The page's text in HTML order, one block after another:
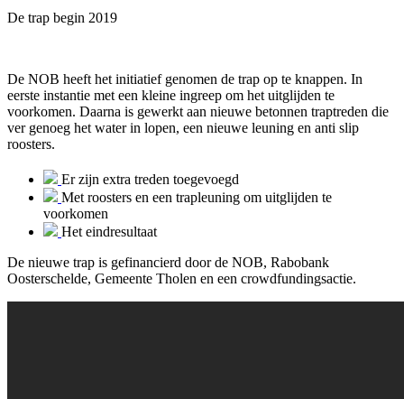
De trap begin 2019
De NOB heeft het initiatief genomen de trap op te knappen. In
eerste instantie met een kleine ingreep om het uitglijden te
voorkomen. Daarna is gewerkt aan nieuwe betonnen traptreden die
ver genoeg het water in lopen, een nieuwe leuning en anti slip
roosters.
Er zijn extra treden toegevoegd
Met roosters en een trapleuning om uitglijden te
voorkomen
Het eindresultaat
De nieuwe trap is gefinancierd door de NOB, Rabobank
Oosterschelde, Gemeente Tholen en een crowdfundingsactie.